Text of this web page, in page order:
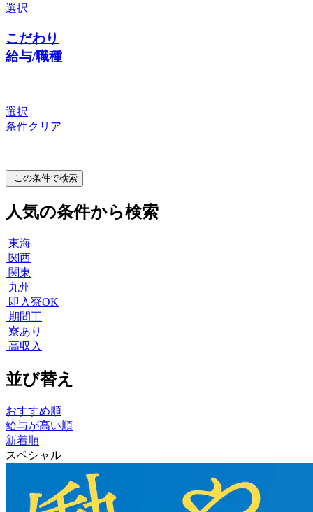
選択
こだわり
給与/職種
選択
条件クリア
この条件で検索
人気の条件から検索
東海
関西
関東
九州
即入寮OK
期間工
寮あり
高収入
並び替え
おすすめ順
給与が高い順
新着順
スペシャル